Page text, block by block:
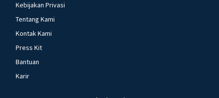
Kebijakan Privasi
Tentang Kami
Kontak Kami
Press Kit
Bantuan
Karir